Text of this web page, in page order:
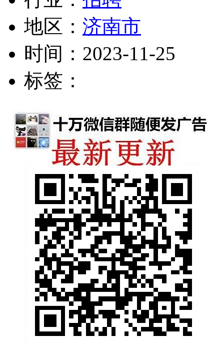
地区： 济南市
时间： 2023-11-25
标签：